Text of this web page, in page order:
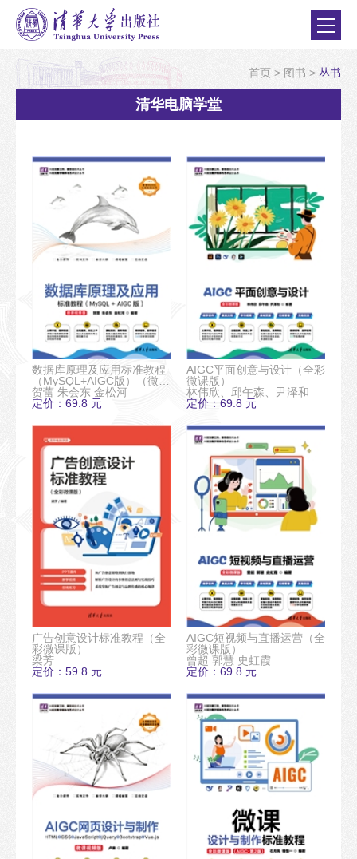
首页 > 图书 > 丛书
清华电脑学堂
数据库原理及应用标准教程
（MySQL+AIGC版）（微课
视频版）
贺蕾 朱会东 金松河
定价：69.8 元
AIGC平面创意与设计（全彩
微课版）
林伟欣、邱午森、尹泽和
定价：69.8 元
广告创意设计标准教程（全
彩微课版）
梁芳
定价：59.8 元
AIGC短视频与直播运营（全
彩微课版）
曾超 郭慧 史虹霞
定价：69.8 元